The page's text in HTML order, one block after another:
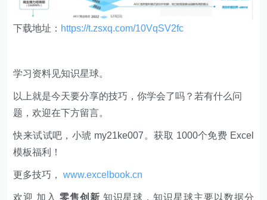
下载地址： https://t.zsxq.com/10VqSV2fc
学习资料见知识星球。
以上就是今天要分享的技巧，你学会了吗？若有什么问
题，欢迎在下方留言。
快来试试吧，小琥 my21ke007。获取 1000个免费 Excel
模板福利​​​​！
更多技巧，www.excelbook.cn
欢迎 加入 零售创新 知识星球，知识星球主要以数据分